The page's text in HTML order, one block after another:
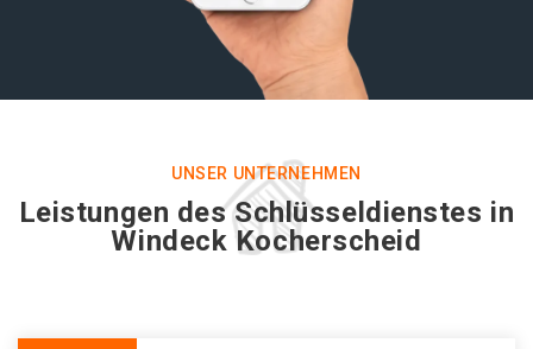
UNSER UNTERNEHMEN
Leistungen des Schlüsseldienstes in
Windeck Kocherscheid